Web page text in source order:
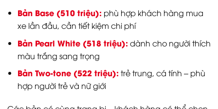
Bản Base (510 triệu): phù hợp khách hàng mua
xe lần đầu, cần tiết kiệm chi phí
Bản Pearl White (518 triệu): dành cho người thích
màu trắng sang trọng
Bản Two-tone (522 triệu): trẻ trung, cá tính – phù
hợp người trẻ và nữ giới